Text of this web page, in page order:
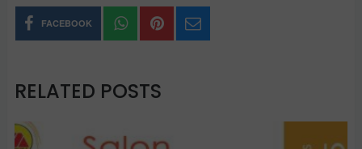
FACEBOOK
RELATED POSTS